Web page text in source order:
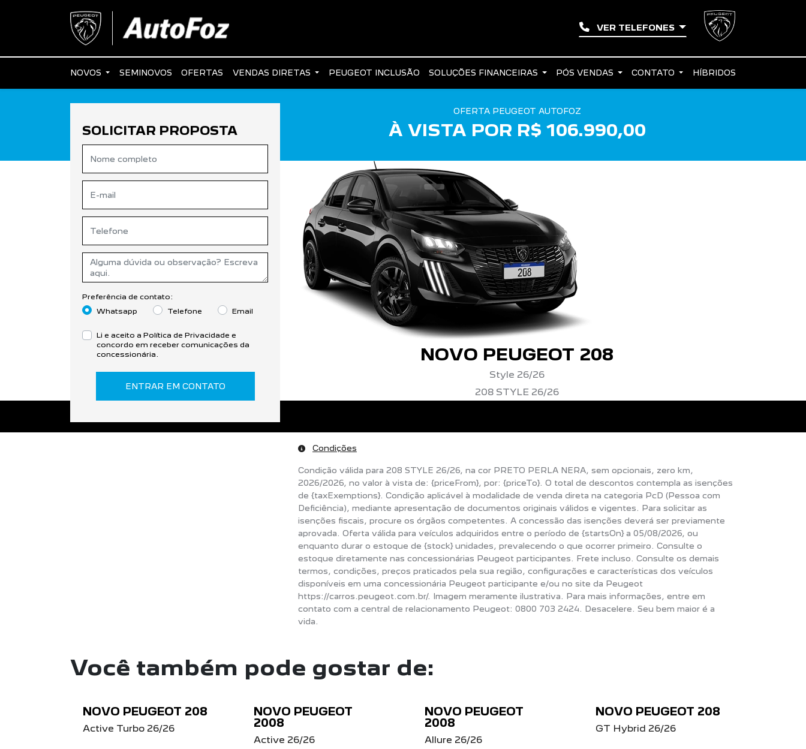
VER TELEFONES
NOVOS SEMINOVOS OFERTAS VENDAS DIRETAS PEUGEOT INCLUSÃO SOLUÇÕES FINANCEIRAS PÓS VENDAS CONTATO HÍBRIDOS
OFERTA PEUGEOT AUTOFOZ
À VISTA POR R$ 106.990,00
NOVO PEUGEOT 208
Style 26/26
208 STYLE 26/26
SOLICITAR PROPOSTA
Preferência de contato:
Whatsapp
Telefone Email
Li e aceito a Política de Privacidade e
concordo em receber comunicações da
concessionária.
ENTRAR EM CONTATO
Condições
Condição válida para 208 STYLE 26/26, na cor PRETO PERLA NERA, sem opcionais, zero km,
2026/2026, no valor à vista de: {priceFrom}, por: {priceTo}. O total de descontos contempla as isenções
de {taxExemptions}. Condição aplicável à modalidade de venda direta na categoria PcD (Pessoa com
Deficiência), mediante apresentação de documentos originais válidos e vigentes. Para solicitar as
isenções fiscais, procure os órgãos competentes. A concessão das isenções deverá ser previamente
aprovada. Oferta válida para veículos adquiridos entre o período de {startsOn} a 05/08/2026, ou
enquanto durar o estoque de {stock} unidades, prevalecendo o que ocorrer primeiro. Consulte o
estoque diretamente nas concessionárias Peugeot participantes. Frete incluso. Consulte os demais
termos, condições, preços praticados pela sua região, configurações e características dos veículos
disponíveis em uma concessionária Peugeot participante e/ou no site da Peugeot
https://carros.peugeot.com.br/. Imagem meramente ilustrativa. Para mais informações, entre em
contato com a central de relacionamento Peugeot: 0800 703 2424. Desacelere. Seu bem maior é a
vida.
Você também pode gostar de:
NOVO PEUGEOT 208
Active Turbo 26/26
NOVO PEUGEOT
2008
Active 26/26
NOVO PEUGEOT
2008
Allure 26/26
NOVO PEUGEOT 208
GT Hybrid 26/26